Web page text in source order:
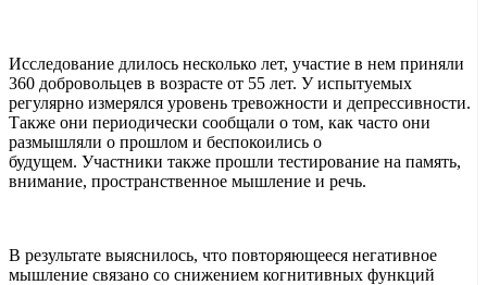
Исследование длилось несколько лет, участие в нем приняли
360 добровольцев в возрасте от 55 лет. У испытуемых
регулярно измерялся уровень тревожности и депрессивности.
Также они периодически сообщали о том, как часто они
размышляли о прошлом и беспокоились о
будущем. Участники также прошли тестирование на память,
внимание, пространственное мышление и речь.
В результате выяснилось, что повторяющееся негативное
мышление связано со снижением когнитивных функций